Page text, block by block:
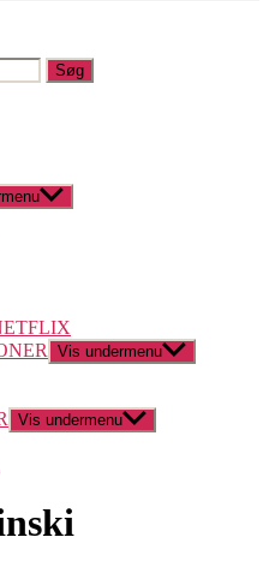
Vis undermenu
Vis undermenu